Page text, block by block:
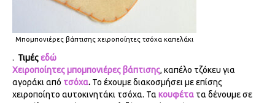
Μπομπονιέρες βάπτισης χειροποίητες τσόχα καπελάκι
. Τιμέςεδώ
Χειροποίητες μπομπονιέρες βάπτισης, καπέλο τζόκευ για
αγοράκι από τσόχα. Το έχουμε διακοσμήσει με επίσης
χειροποίητο αυτοκινητάκι τσόχα. Τα κουφέτα τα δένουμε σε